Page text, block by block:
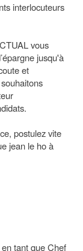
interlocuteurs
vous
jusqu'à
et
postulez vite
jean le ho à
tant que Chef